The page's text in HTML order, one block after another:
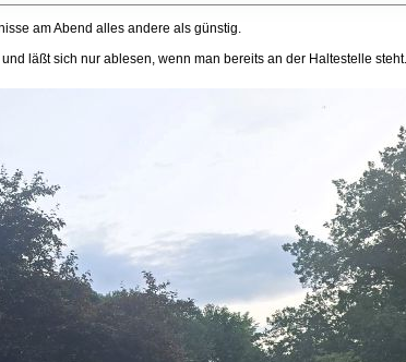
am Abend alles andere als günstig.
läßt sich nur ablesen, wenn man bereits an der Haltestelle steht.